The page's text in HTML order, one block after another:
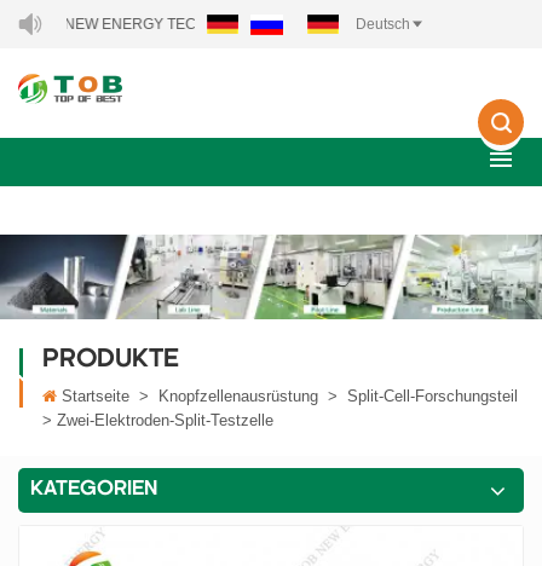
NEW ENERGY TECHNOLOGY CO., LTD.. Deutsch
PRODUKTE
Startseite > Knopfzellenausrüstung > Split-Cell-Forschungsteil
> Zwei-Elektroden-Split-Testzelle
KATEGORIEN